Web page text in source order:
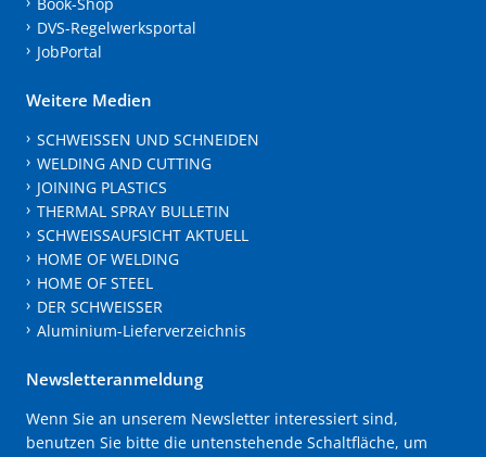
DVS-Regelwerksportal
JobPortal
Weitere Medien
SCHWEISSEN UND SCHNEIDEN
WELDING AND CUTTING
JOINING PLASTICS
THERMAL SPRAY BULLETIN
SCHWEISSAUFSICHT AKTUELL
HOME OF WELDING
HOME OF STEEL
DER SCHWEISSER
Aluminium-Lieferverzeichnis
Newsletteranmeldung
Wenn Sie an unserem Newsletter interessiert sind,
benutzen Sie bitte die untenstehende Schaltfläche, um